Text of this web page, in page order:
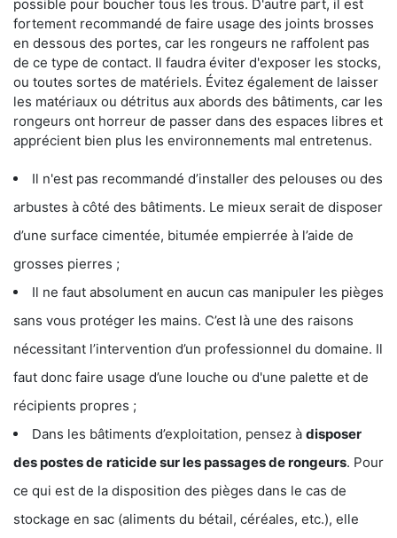
possible pour boucher tous les trous. D'autre part, il est
fortement recommandé de faire usage des joints brosses
en dessous des portes, car les rongeurs ne raffolent pas
de ce type de contact. Il faudra éviter d'exposer les stocks,
ou toutes sortes de matériels. Évitez également de laisser
les matériaux ou détritus aux abords des bâtiments, car les
rongeurs ont horreur de passer dans des espaces libres et
apprécient bien plus les environnements mal entretenus.
Il n'est pas recommandé d’installer des pelouses ou des
arbustes à côté des bâtiments. Le mieux serait de disposer
d’une surface cimentée, bitumée empierrée à l’aide de
grosses pierres ;
Il ne faut absolument en aucun cas manipuler les pièges
sans vous protéger les mains. C’est là une des raisons
nécessitant l’intervention d’un professionnel du domaine. Il
faut donc faire usage d’une louche ou d'une palette et de
récipients propres ;
Dans les bâtiments d’exploitation, pensez à disposer
des postes de raticide sur les passages de rongeurs. Pour
ce qui est de la disposition des pièges dans le cas de
stockage en sac (aliments du bétail, céréales, etc.), elle